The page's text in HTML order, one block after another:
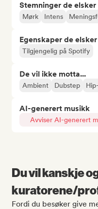
Stemninger de elsker
Mørk Intens
Egenskaper de elsker
Tilgjengelig på Spotify
De vil ikke motta...
Ambient Dubstep
AI-generert musikk
Avviser AI-generert
Du vil kanskje
kuratorene/
Fordi du besøker give